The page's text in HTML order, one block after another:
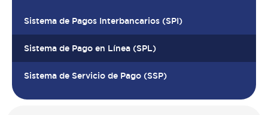
Sistema de Pagos Interbancarios (SPI)
Sistema de Pago en Línea (SPL)
Sistema de Servicio de Pago (SSP)